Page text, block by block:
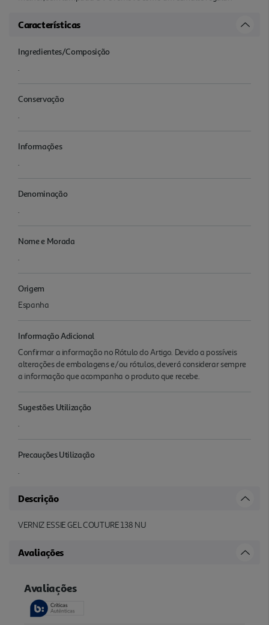
Características
Ingredientes/Composição
.
Conservação
.
Informações
.
Denominação
.
Nome e Morada
.
Origem
Espanha
Informação Adicional
Confirmar a informação no Rótulo do Artigo. Devido a possíveis
alterações de embalagens e/ou rótulos, deverá considerar sempre
a informação que acompanha o produto que recebe.
Sugestões Utilização
.
Precauções Utilização
.
Descrição
VERNIZ ESSIE GEL COUTURE 138 NU
Avaliações